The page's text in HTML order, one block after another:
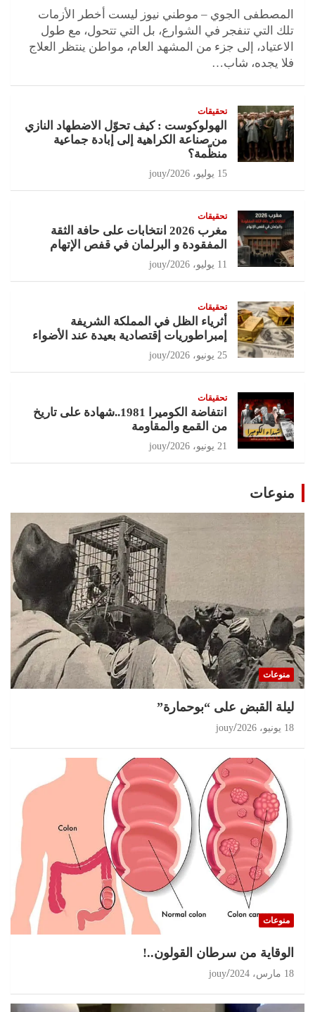
المصطفى الجوي – موطني نيوز ليست أخطر الأزمات
تلك التي تنفجر في الشوارع، بل التي تتحول، مع طول
الاعتياد، إلى جزء من المشهد العام، مواطن ينتظر العلاج
فلا يجده، شاب…
تحقيقات
الهولوكوست : كيف تحوّل الاضطهاد النازي
من صناعة الكراهية إلى إبادة جماعية
منظّمة؟
15 يوليو، 2026 jouy
تحقيقات
مغرب 2026 انتخابات على حافة الثقة
المفقودة و البرلمان في قفص الإتهام
11 يوليو، 2026 jouy
تحقيقات
أثرياء الظل في المملكة الشريفة
إمبراطوريات إقتصادية بعيدة عند الأضواء
25 يونيو، 2026 jouy
تحقيقات
انتفاضة الكوميرا 1981..شهادة على تاريخ
من القمع والمقاومة
21 يونيو، 2026 jouy
منوعات
منوعات
ليلة القبض على “بوحمارة”
18 يونيو، 2026 jouy
منوعات
الوقاية من سرطان القولون..!
18 مارس، 2024 jouy